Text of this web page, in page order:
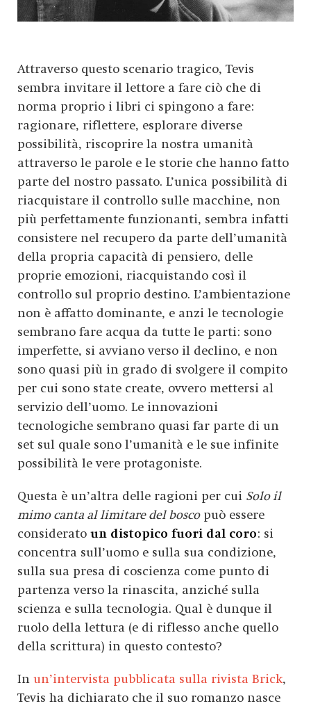
Attraverso questo scenario tragico, Tevis
sembra invitare il lettore a fare ciò che di
norma proprio i libri ci spingono a fare:
ragionare, riflettere, esplorare diverse
possibilità, riscoprire la nostra umanità
attraverso le parole e le storie che hanno fatto
parte del nostro passato. L’unica possibilità di
riacquistare il controllo sulle macchine, non
più perfettamente funzionanti, sembra infatti
consistere nel recupero da parte dell’umanità
della propria capacità di pensiero, delle
proprie emozioni, riacquistando così il
controllo sul proprio destino. L’ambientazione
non è affatto dominante, e anzi le tecnologie
sembrano fare acqua da tutte le parti: sono
imperfette, si avviano verso il declino, e non
sono quasi più in grado di svolgere il compito
per cui sono state create, ovvero mettersi al
servizio dell’uomo. Le innovazioni
tecnologiche sembrano quasi far parte di un
set sul quale sono l’umanità e le sue infinite
possibilità le vere protagoniste.
Questa è un’altra delle ragioni per cui Solo il
mimo canta al limitare del boscopuò essere
considerato un distopico fuori dal coro: si
concentra sull’uomo e sulla sua condizione,
sulla sua presa di coscienza come punto di
partenza verso la rinascita, anziché sulla
scienza e sulla tecnologia. Qual è dunque il
ruolo della lettura (e di riflesso anche quello
della scrittura) in questo contesto?
In un’intervista pubblicata sulla rivista Brick,
Tevis ha dichiarato che il suo romanzo nasce